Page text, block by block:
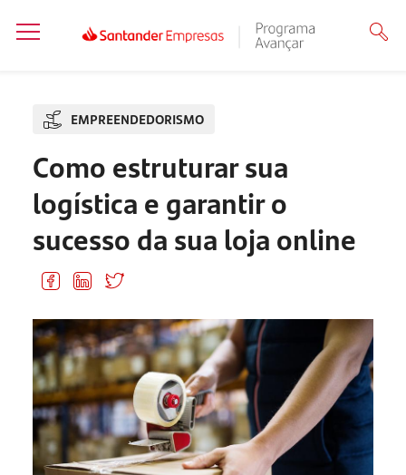
EMPREENDEDORISMO
Como estruturar sua
logística e garantir o
sucesso da sua loja online